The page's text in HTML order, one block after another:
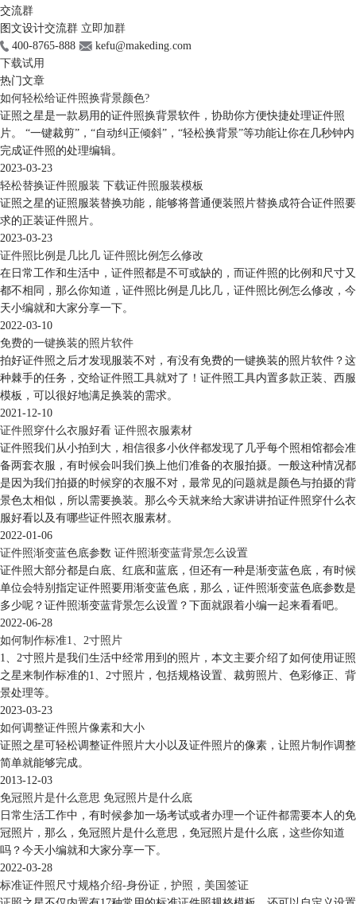
交流群
图文设计交流群 立即加群
400-8765-888
kefu@makeding.com
下载试用
热门文章
如何轻松给证件照换背景颜色?
证照之星是一款易用的证件照换背景软件，协助你方便快捷处理证件照
片。 “一键裁剪”，“自动纠正倾斜”，“轻松换背景”等功能让你在几秒钟内
完成证件照的处理编辑。
2023-03-23
轻松替换证件照服装 下载证件照服装模板
证照之星的证照服装替换功能，能够将普通便装照片替换成符合证件照要
求的正装证件照片。
2023-03-23
证件照比例是几比几 证件照比例怎么修改
在日常工作和生活中，证件照都是不可或缺的，而证件照的比例和尺寸又
都不相同，那么你知道，证件照比例是几比几，证件照比例怎么修改，今
天小编就和大家分享一下。
2022-03-10
免费的一键换装的照片软件
拍好证件照之后才发现服装不对，有没有免费的一键换装的照片软件？这
种棘手的任务，交给证件照工具就对了！证件照工具内置多款正装、西服
模板，可以很好地满足换装的需求。
2021-12-10
证件照穿什么衣服好看 证件照衣服素材
证件照我们从小拍到大，相信很多小伙伴都发现了几乎每个照相馆都会准
备两套衣服，有时候会叫我们换上他们准备的衣服拍摄。一般这种情况都
是因为我们拍摄的时候穿的衣服不对，最常见的问题就是颜色与拍摄的背
景色太相似，所以需要换装。那么今天就来给大家讲讲拍证件照穿什么衣
服好看以及有哪些证件照衣服素材。
2022-01-06
证件照渐变蓝色底参数 证件照渐变蓝背景怎么设置
证件照大部分都是白底、红底和蓝底，但还有一种是渐变蓝色底，有时候
单位会特别指定证件照要用渐变蓝色底，那么，证件照渐变蓝色底参数是
多少呢？证件照渐变蓝背景怎么设置？下面就跟着小编一起来看看吧。
2022-06-28
如何制作标准1、2寸照片
1、2寸照片是我们生活中经常用到的照片，本文主要介绍了如何使用证照
之星来制作标准的1、2寸照片，包括规格设置、裁剪照片、色彩修正、背
景处理等。
2023-03-23
如何调整证件照片像素和大小
证照之星可轻松调整证件照片大小以及证件照片的像素，让照片制作调整
简单就能够完成。
2013-12-03
免冠照片是什么意思 免冠照片是什么底
日常生活工作中，有时候参加一场考试或者办理一个证件都需要本人的免
冠照片，那么，免冠照片是什么意思，免冠照片是什么底，这些你知道
吗？今天小编就和大家分享一下。
2022-03-28
标准证件照尺寸规格介绍-身份证，护照，美国签证